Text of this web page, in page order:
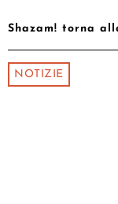
Shazam! torna
NOTIZIE